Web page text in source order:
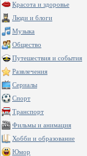
Красота и здоровье
Люди и блоги
Музыка
Общество
Путешествия и события
Развлечения
Сериалы
Спорт
Транспорт
Фильмы и анимация
Хобби и образование
Юмор